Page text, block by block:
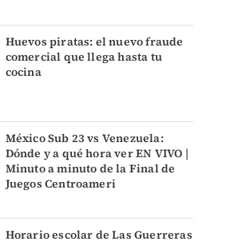
Huevos piratas: el nuevo fraude
comercial que llega hasta tu
cocina
México Sub 23 vs Venezuela:
Dónde y a qué hora ver EN VIVO |
Minuto a minuto de la Final de
Juegos Centroameri
Horario escolar de Las Guerreras